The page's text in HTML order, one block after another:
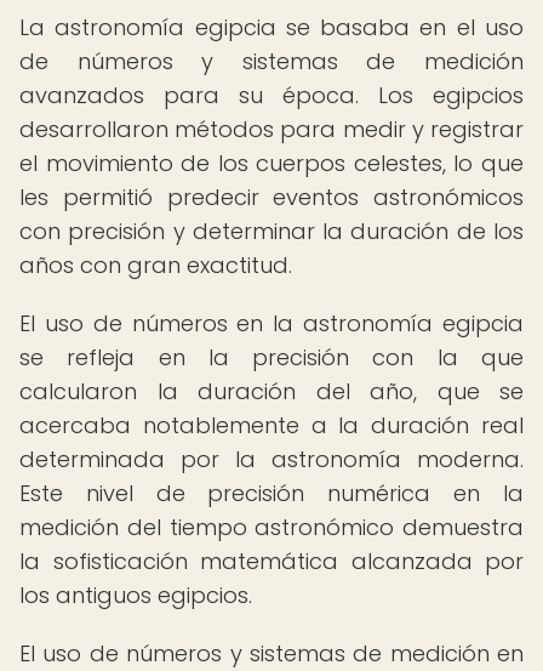
La astronomía egipcia se basaba en el uso
de números y sistemas de medición
avanzados para su época. Los egipcios
desarrollaron métodos para medir y registrar
el movimiento de los cuerpos celestes, lo que
les permitió predecir eventos astronómicos
con precisión y determinar la duración de los
años con gran exactitud.
El uso de números en la astronomía egipcia
se refleja en la precisión con la que
calcularon la duración del año, que se
acercaba notablemente a la duración real
determinada por la astronomía moderna.
Este nivel de precisión numérica en la
medición del tiempo astronómico demuestra
la sofisticación matemática alcanzada por
los antiguos egipcios.
El uso de números y sistemas de medición en